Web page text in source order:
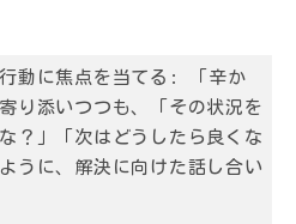
動に焦点を当てる : 「辛か
り添いつつも、「その状況を
？」「次はどうしたら良くな
うに、解決に向けた話し合い